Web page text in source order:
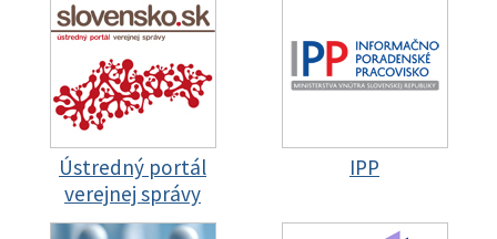
Ústredný portál
verejnej správy
IPP